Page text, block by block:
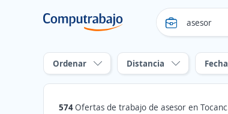
Ordenar Distancia Fecha
574Ofertas de trabajo de asesor en Tocancipá, Cundinamarca